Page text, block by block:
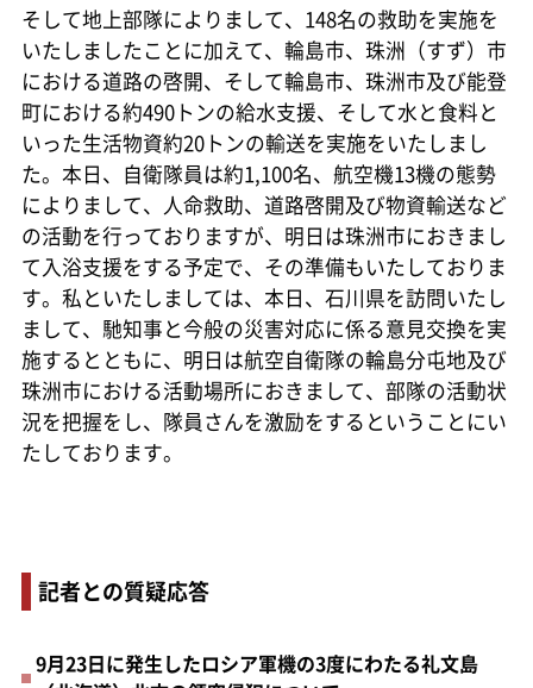
そして地上部隊によりまして、148名の救助を実施を
いたしましたことに加えて、輪島市、珠洲（すず）市
における道路の啓開、そして輪島市、珠洲市及び能登
町における約490トンの給水支援、そして水と食料と
いった生活物資約20トンの輸送を実施をいたしまし
た。本日、自衛隊員は約1,100名、航空機13機の態勢
によりまして、人命救助、道路啓開及び物資輸送など
の活動を行っておりますが、明日は珠洲市におきまし
て入浴支援をする予定で、その準備もいたしておりま
す。私といたしましては、本日、石川県を訪問いたし
まして、馳知事と今般の災害対応に係る意見交換を実
施するとともに、明日は航空自衛隊の輪島分屯地及び
珠洲市における活動場所におきまして、部隊の活動状
況を把握をし、隊員さんを激励をするということにい
たしております。
記者との質疑応答
9月23日に発生したロシア軍機の3度にわたる礼文島